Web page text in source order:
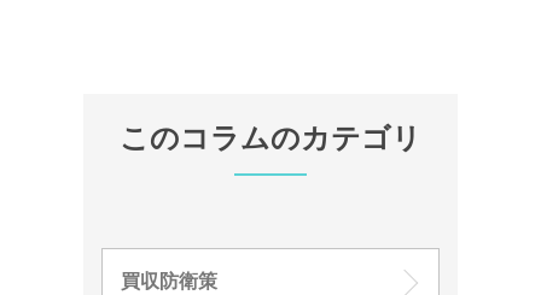
このコラムのカテゴリ
買収防衛策